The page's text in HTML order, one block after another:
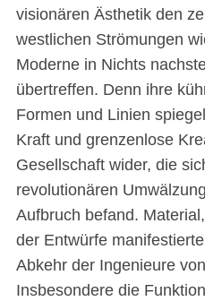
visionären Ästhetik den
westlichen Strömungen
Moderne in Nichts
übertreffen. Denn ihre
Formen und Linien
Kraft und grenzenlose
Gesellschaft wider, die
revolutionären
Aufbruch befand.
der Entwürfe
Abkehr der Ingenieure
Insbesondere die